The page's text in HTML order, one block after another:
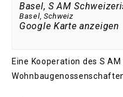
Basel, S AM
Basel, Schweiz
Google Karte anzeigen
Eine Kooperation des S